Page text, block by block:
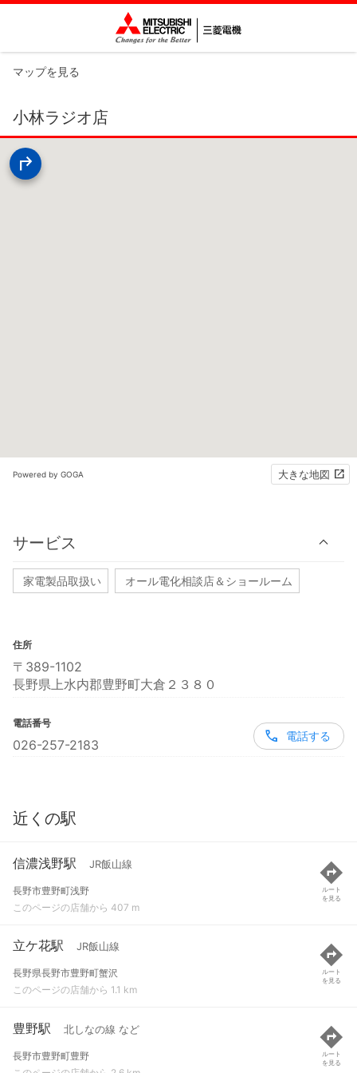
マップを見る
小林ラジオ店
Powered by GOGA 大きな地図
サービス
家電製品取扱い オール電化相談店＆ショールーム
住所
〒389-1102
長野県上水内郡豊野町大倉２３８０
電話番号
026-257-2183
電話する
近くの駅
信濃浅野駅 JR飯山線
長野市豊野町浅野
このページの店舗から 407 m
ルート
を見る
立ケ花駅 JR飯山線
長野県長野市豊野町蟹沢
このページの店舗から 1.1 km
ルート
を見る
豊野駅 北しなの線 など
長野市豊野町豊野
ルート
を見る